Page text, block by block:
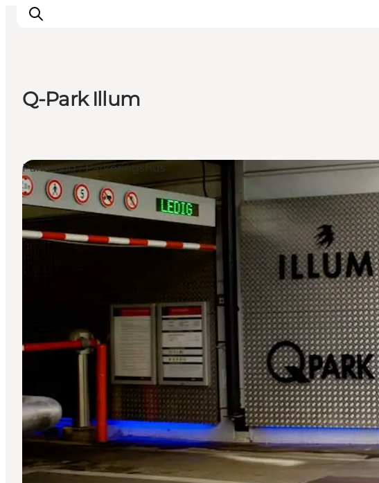
Spis & drik
Områder
Planlæg din tur
CopenPay
Copenhagen Card
Q-Park Illum
Parkering / Parkeringshus